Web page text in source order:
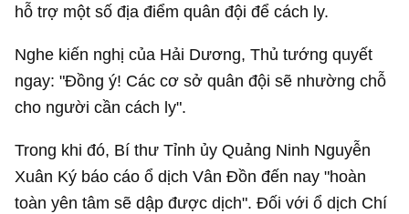
hỗ trợ một số địa điểm quân đội để cách ly.
Nghe kiến nghị của Hải Dương, Thủ tướng quyết
ngay: "Đồng ý! Các cơ sở quân đội sẽ nhường chỗ
cho người cần cách ly".
Trong khi đó, Bí thư Tỉnh ủy Quảng Ninh Nguyễn
Xuân Ký báo cáo ổ dịch Vân Đồn đến nay "hoàn
toàn yên tâm sẽ dập được dịch". Đối với ổ dịch Chí